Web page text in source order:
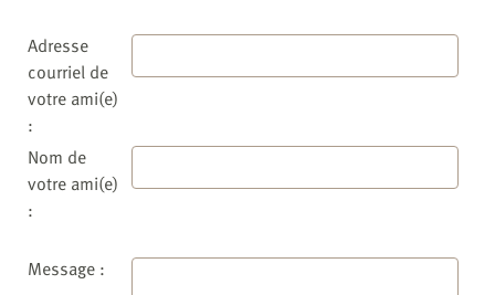
Adresse
courriel de
votre ami(e)
:
Nom de
votre ami(e)
:
Message :